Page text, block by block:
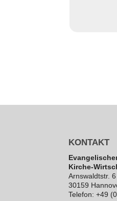
KONTAKT
Kirche-
Arns­waldt­str. 6
30159
Telefon: +49